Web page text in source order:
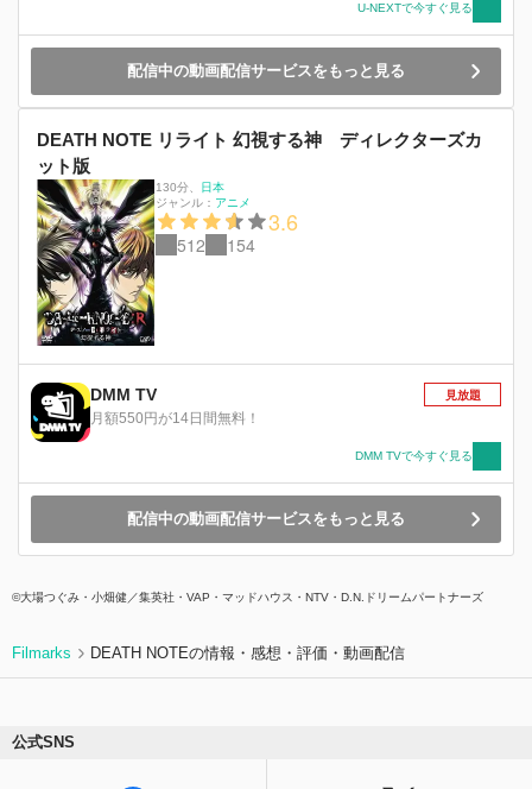
U-NEXTで今すぐ見る
配信中の動画配信サービスをもっと見る
DEATH NOTE リライト 幻視する神 ディレクターズカ
ット版
130分
日本
ジャンル： アニメ
3.6
512 154
DMM TV
月額550円が14日間無料！
見放題
DMM TVで今すぐ見る
配信中の動画配信サービスをもっと見る
©大場つぐみ・小畑健／集英社・VAP・マッドハウス・NTV・D.N.ドリームパートナーズ
Filmarks DEATH NOTEの情報・感想・評価・動画配信
公式SNS